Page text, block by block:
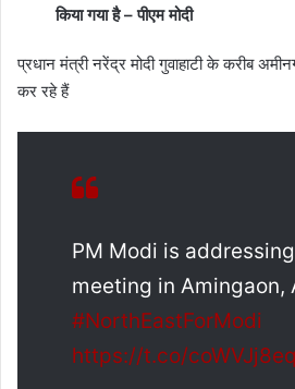
किया गया है – पीएम मोदी
प्रधान मंत्री नरेंद्र मोदी गुवाहाटी के करीब
कर रहे हैं
PM Modi is
meeting in Amingaon,
#NorthEastForModi
https://t.co/